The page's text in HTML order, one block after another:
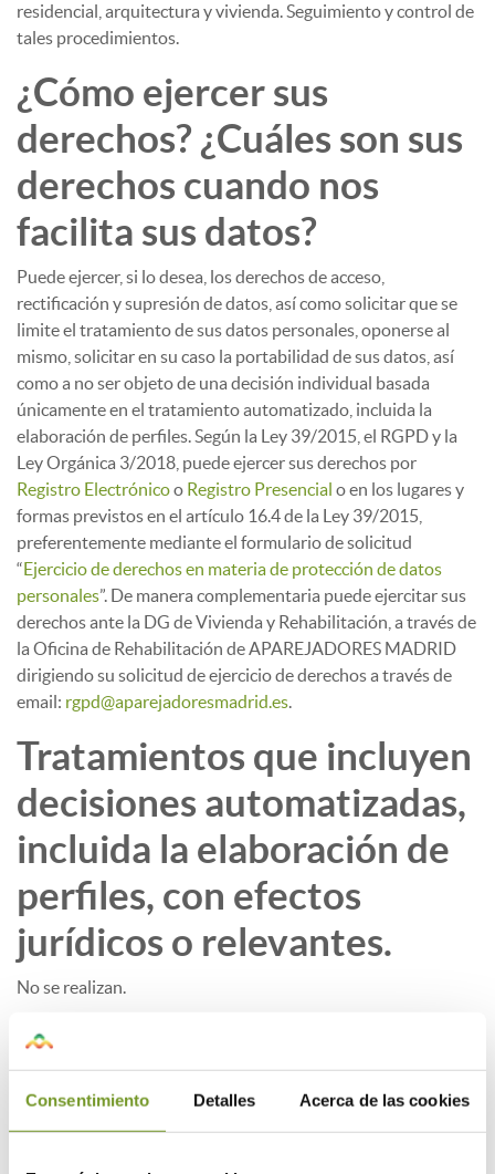
Consentimiento Detalles Acerca de las cookies
residencial, arquitectura y vivienda. Seguimiento y control de
tales procedimientos.
¿Cómo ejercer sus
derechos? ¿Cuáles son sus
derechos cuando nos
facilita sus datos?
Puede ejercer, si lo desea, los derechos de acceso,
rectificación y supresión de datos, así como solicitar que se
limite el tratamiento de sus datos personales, oponerse al
mismo, solicitar en su caso la portabilidad de sus datos, así
como a no ser objeto de una decisión individual basada
únicamente en el tratamiento automatizado, incluida la
elaboración de perfiles. Según la Ley 39/2015, el RGPD y la
Ley Orgánica 3/2018, puede ejercer sus derechos por
Registro Electrónicoo Registro Presencial o en los lugares y
formas previstos en el artículo 16.4 de la Ley 39/2015,
preferentemente mediante el formulario de solicitud
“ Ejercicio de derechos en materia de protección de datos
personales”. De manera complementaria puede ejercitar sus
derechos ante la DG de Vivienda y Rehabilitación, a través de
la Oficina de Rehabilitación de APAREJADORES MADRID
dirigiendo su solicitud de ejercicio de derechos a través de
email: rgpd@aparejadoresmadrid.es.
Tratamientos que incluyen
decisiones automatizadas,
incluida la elaboración de
perfiles, con efectos
jurídicos o relevantes.
No se realizan.
¿Por cuánto tiempo
conservaremos sus datos
personales?